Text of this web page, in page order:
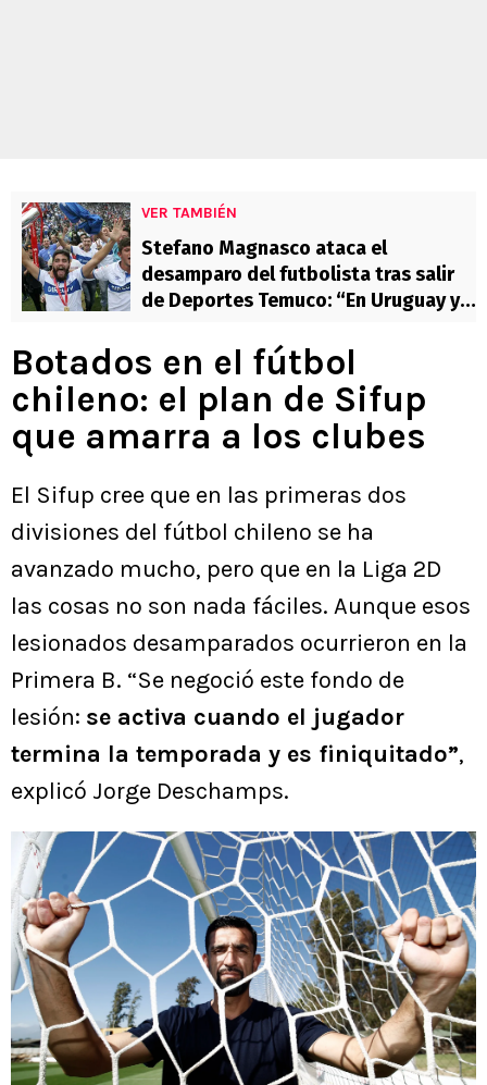
VER TAMBIÉN
Stefano Magnasco ataca el
desamparo del futbolista tras salir
de Deportes Temuco: “En Uruguay y
Botados en el fútbol
chileno: el plan de Sifup
que amarra a los clubes
El Sifup cree que en las primeras dos
divisiones del fútbol chileno se ha
avanzado mucho, pero que en la Liga 2D
las cosas no son nada fáciles. Aunque esos
lesionados desamparados ocurrieron en la
Primera B. “Se negoció este fondo de
lesión: se activa cuando el jugador
termina la temporada y es finiquitado”,
explicó Jorge Deschamps.